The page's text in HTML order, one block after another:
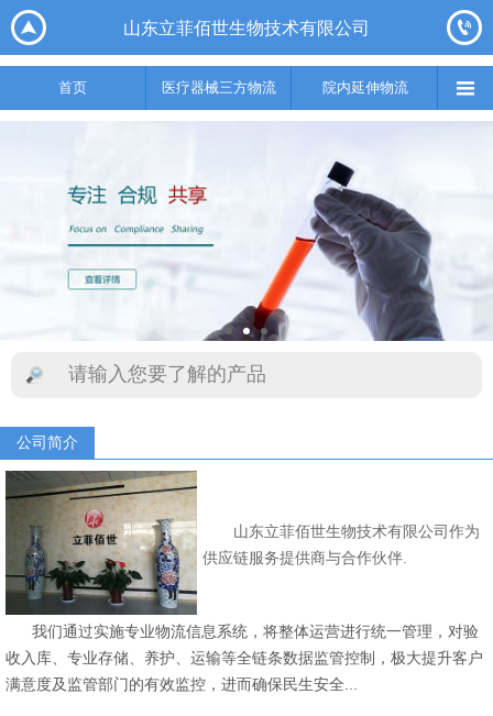
 山东立菲佰世生物技术有限公司 
首页 医疗器械三方物流 院内延伸物流 
公司简介
山东立菲佰世生物技术有限公司作为
供应链服务提供商与合作伙伴.
我们通过实施专业物流信息系统，将整体运营进行统一管理，对验
收入库、专业存储、养护、运输等全链条数据监管控制，极大提升客户
满意度及监管部门的有效监控，进而确保民生安全...

首页

医疗器械三方物流
 
实验室集成综合服务 供应链